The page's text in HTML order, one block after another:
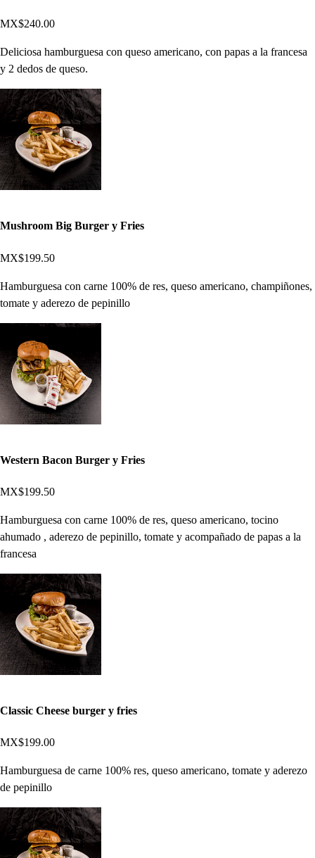
MX$240.00
Deliciosa hamburguesa con queso americano, con papas a la francesa
y 2 dedos de queso.
Mushroom Big Burger y Fries
MX$199.50
Hamburguesa con carne 100% de res, queso americano, champiñones,
tomate y aderezo de pepinillo
Western Bacon Burger y Fries
MX$199.50
Hamburguesa con carne 100% de res, queso americano, tocino
ahumado , aderezo de pepinillo, tomate y acompañado de papas a la
francesa
Classic Cheese burger y fries
MX$199.00
Hamburguesa de carne 100% res, queso americano, tomate y aderezo
de pepinillo